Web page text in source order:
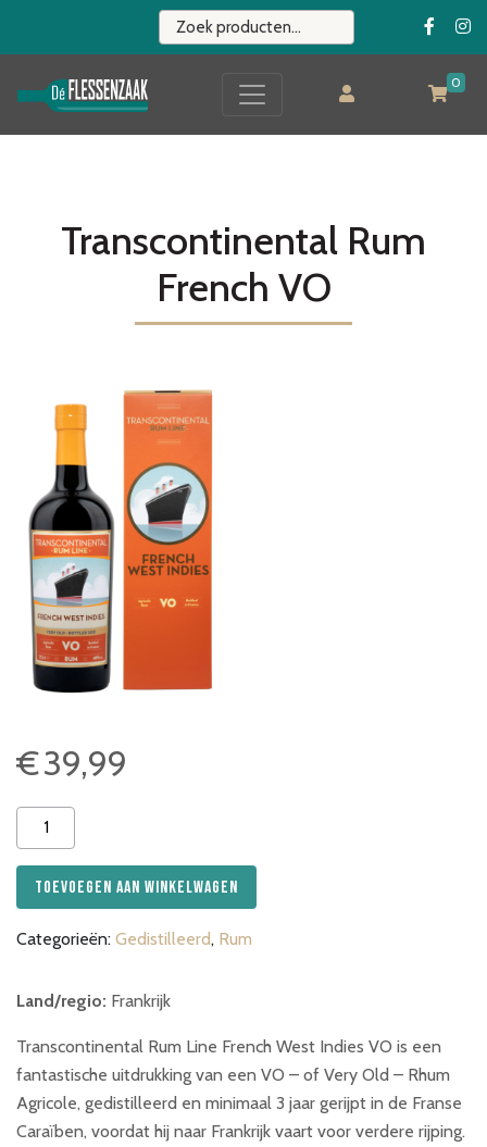
0
Transcontinental Rum
French VO
€39,99
Transcontinental
Rum
French
VOToevoegen aan winkelwagen
Categorieën: Gedistilleerd, Rum
Land/regio: Frankrijk
Transcontinental Rum Line French West Indies VO is een
fantastische uitdrukking van een VO – of Very Old – Rhum
Agricole, gedistilleerd en minimaal 3 jaar gerijpt in de Franse
Caraïben, voordat hij naar Frankrijk vaart voor verdere rijping.